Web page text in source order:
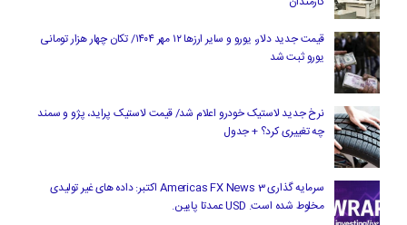
قیمت جدید دلار، یورو و سایر ارزها ۱۲ مهر ۱۴۰۴/ تکان چهار هزار تومانی
یورو ثبت شد
نرخ جدید لاستیک خودرو اعلام شد/ قیمت لاستیک پراید، پژو و سمند
چه تغییری کرد؟ + جدول
سرمایه گذاری Americas FX News 3 اکتبر: داده های غیر تولیدی
مخلوط شده است. USD عمدتا پایین.